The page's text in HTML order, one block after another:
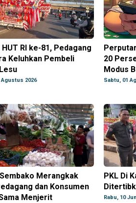
RI ke-81, Pedagang
Keluhkan Pembeli
Agustus 2026
20
Modus
Sabtu, 01
Merangkak
dan Konsumen
Menjerit
PKL Di
Rabu, 10